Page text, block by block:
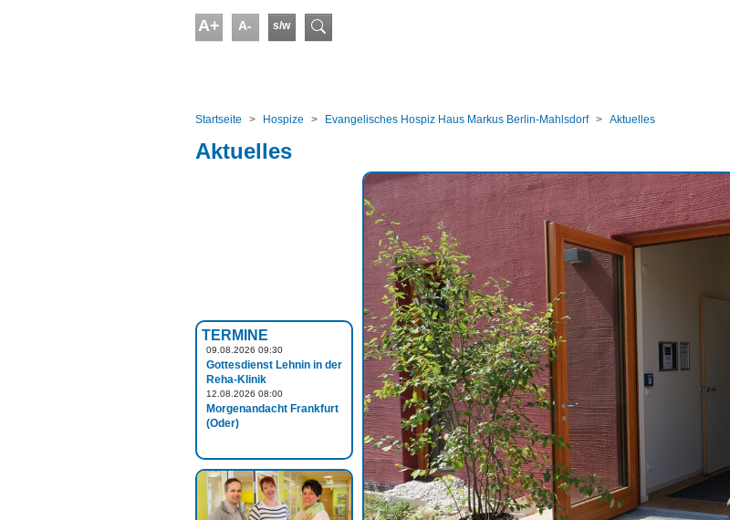
A+ A- s/w Suchformular
Startseite
Hospize Evangelisches Hospiz Haus Markus Berlin-Mahlsdorf Aktuelles
Aktuelles
TERMINE
09.08.2026 09:30
Gottesdienst Lehnin in der
Reha-Klinik
12.08.2026 08:00
Morgenandacht Frankfurt
(Oder)